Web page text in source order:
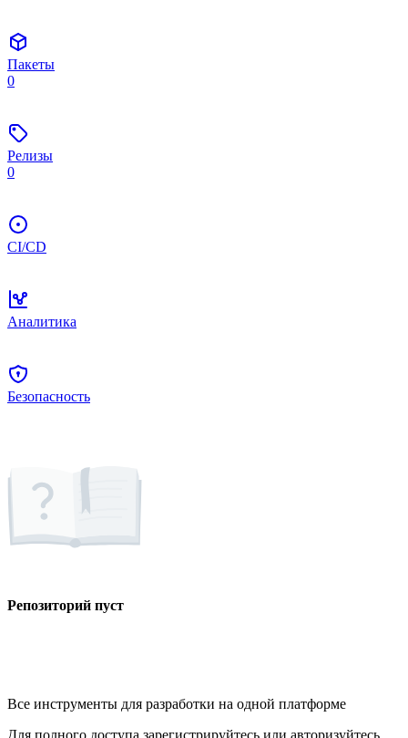
Пакеты
0
Релизы
0
CI/CD
Аналитика
Безопасность
Репозиторий пуст
Все инструменты для разработки на одной платформе
Для полного доступа зарегистрируйтесь или авторизуйтесь